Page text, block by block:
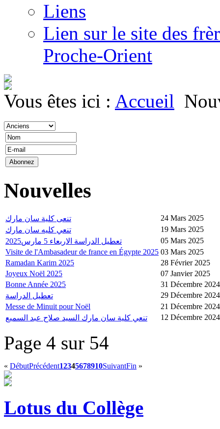
Liens
Lien sur le site des
Proche-Orient
Vous êtes ici : Accueil
Nouvelles
تنعى كلية سان مارك
24 Mars 2025
تنعي كليه سان مارك
19 Mars 2025
تعطيل الدراسة الاربعاء 5 مارس2025
05 Mars 2025
Visite de l'Ambasadeur de france en Égypte 2025 03 Mars 2025
Ramadan Karim 2025
28 Février 2025
Joyeux Noël 2025
07 Janvier 2025
Bonne Année 2025
31 Décembre 2024
تعطيل الدراسة
29 Décembre 2024
Messe de Minuit pour Noël
21 Décembre 2024
تنعي كلية سان مارك السيد صلاح عبد السميع
12 Décembre 2024
Page 4 sur 54
« DébutPrécédent12345678910SuivantFin »
Lotus du Collège